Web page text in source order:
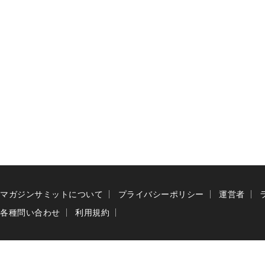
マガジンサミットについて プライバシーポリシー 運営者
各種問い合わせ
利用規約